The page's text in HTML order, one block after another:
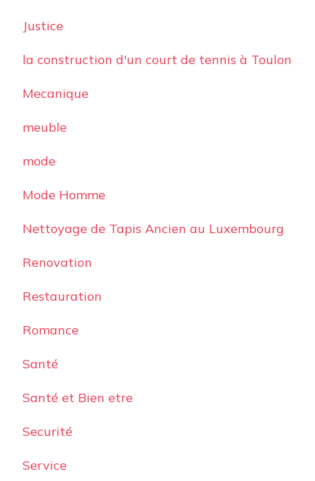
Justice
la construction d'un court de tennis à Toulon
Mecanique
meuble
mode
Mode Homme
Nettoyage de Tapis Ancien au Luxembourg
Renovation
Restauration
Romance
Santé
Santé et Bien etre
Securité
Service